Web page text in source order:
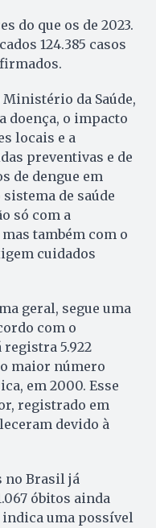
do que os de 2023.
124.385 casos
da Saúde,
doença, o impacto
locais e a
preventivas e de
de dengue em
de saúde
só com a
também com o
cuidados
geral, segue uma
com o
5.922
maior número
em 2000. Esse
registrado em
devido à
no Brasil já
óbitos ainda
indica uma possível